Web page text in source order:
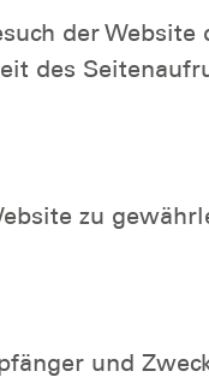
der Website
des
zu
und